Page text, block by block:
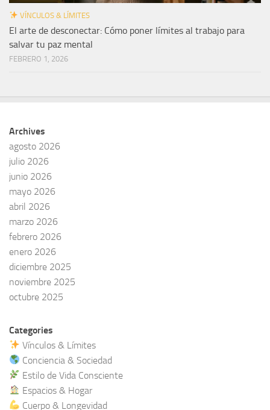
VÍNCULOS & LÍMITES
El arte de desconectar: Cómo poner límites al trabajo para
salvar tu paz mental
FEBRERO 1, 2026
Archives
agosto 2026
julio 2026
junio 2026
mayo 2026
abril 2026
marzo 2026
febrero 2026
enero 2026
diciembre 2025
noviembre 2025
octubre 2025
Categories
Vínculos & Límites
Conciencia & Sociedad
Estilo de Vida Consciente
Espacios & Hogar
Cuerpo & Longevidad